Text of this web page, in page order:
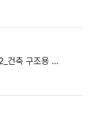
(신) KS 표준 열람 서비스 - KS D 3632_건축 구조용 탄소 강관